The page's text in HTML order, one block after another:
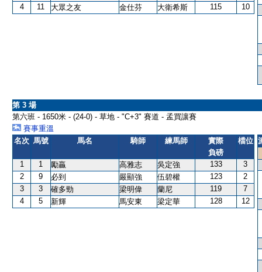
4
11 大眾之友 金仕芬 大衛希斯 115 10
第 3 場
第六班 - 1650米 - (24-0) - 草地 - "C+3" 賽道 - 孟買讓賽
賽事重溫
名次 馬號 馬名 騎師 練馬師
實際
負磅
檔位
1 1 勵贏 高雅志 吳定強 133
3
2
9 必到 嚴顯強 伍碧權 123
2
3
3 確多勁 梁明偉 蘭尼 119
7
4
5 新輝 馬安東 梁定華 128 12